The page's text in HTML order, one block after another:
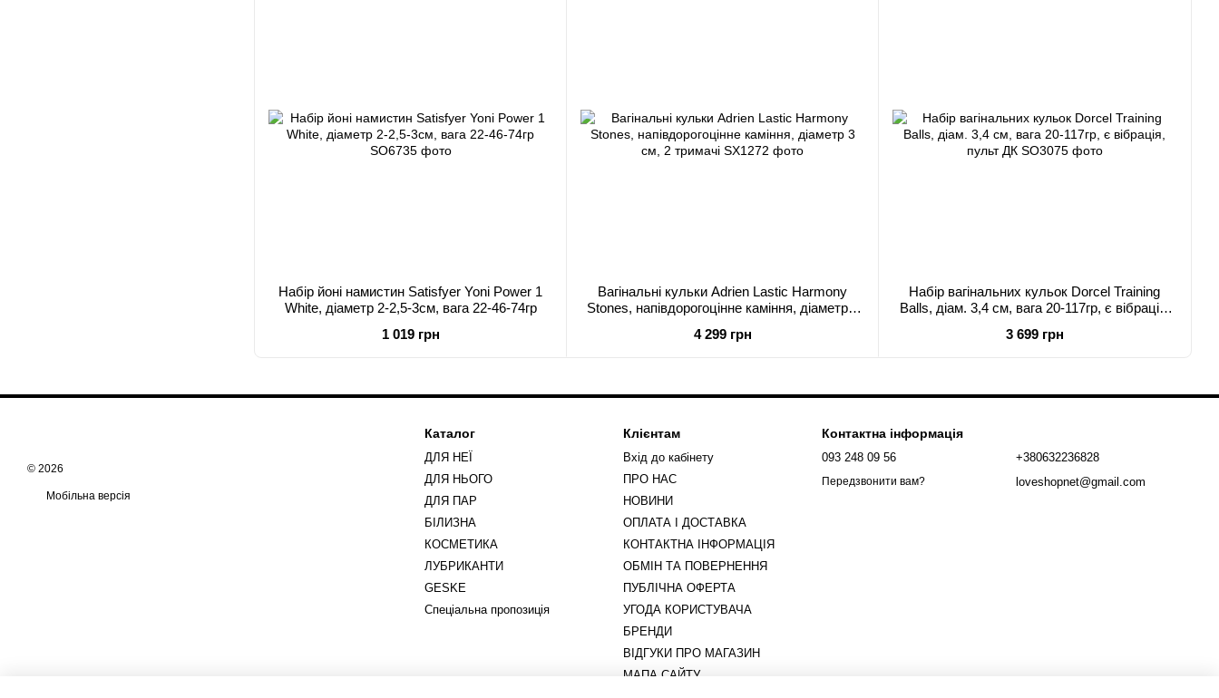
Набір йоні намистин Satisfyer Yoni Power 1
White, діаметр 2-2,5-3см, вага 22-46-74гр
1 019 грн
Вагінальні кульки Adrien Lastic Harmony
Stones, напівдорогоцінне каміння, діаметр 3
4 299 грн
Набір вагінальних кульок Dorcel Training
Balls, діам. 3,4 см, вага 20-117гр, є вібрація,
3 699 грн
© 2026
Мобільна версія
Каталог
ДЛЯ НЕЇ
ДЛЯ НЬОГО
ДЛЯ ПАР
БІЛИЗНА
КОСМЕТИКА
ЛУБРИКАНТИ
GESKE
Спеціальна пропозиція
Клієнтам
Вхід до кабінету
ПРО НАС
НОВИНИ
ОПЛАТА І ДОСТАВКА
КОНТАКТНА ІНФОРМАЦІЯ
ОБМІН ТА ПОВЕРНЕННЯ
ПУБЛІЧНА ОФЕРТА
УГОДА КОРИСТУВАЧА
БРЕНДИ
ВІДГУКИ ПРО МАГАЗИН
МАПА САЙТУ
Контактна інформація
093 248 09 56
Передзвонити вам?
+380632236828
loveshopnet@gmail.com